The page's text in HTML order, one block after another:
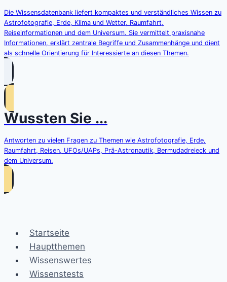
Die Wissensdatenbank liefert kompaktes und verständliches Wissen zu
Astrofotografie, Erde, Klima und Wetter, Raumfahrt,
Reiseinformationen und dem Universum. Sie vermittelt praxisnahe
Informationen, erklärt zentrale Begriffe und Zusammenhänge und dient
als schnelle Orientierung für Interessierte an diesen Themen.
Wussten Sie ...
Antworten zu vielen Fragen zu Themen wie Astrofotografie, Erde,
Raumfahrt, Reisen, UFOs/UAPs, Prä-Astronautik, Bermudadreieck und
dem Universum.
Startseite
Hauptthemen
Wissenswertes
Wissenstests